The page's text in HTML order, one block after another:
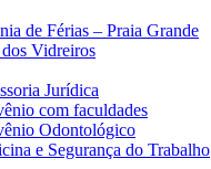
de Férias – Praia Grande
Vidreiros
Jurídica
com faculdades
Odontológico
e Segurança do Trabalho